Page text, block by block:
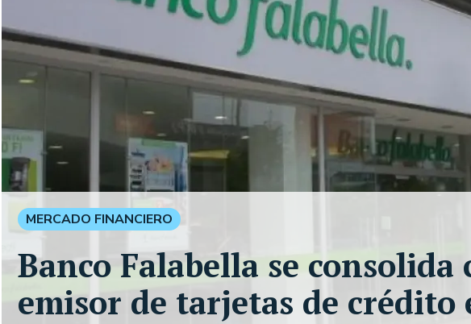
MERCADO FINANCIERO
Banco Falabella se consolida
emisor de tarjetas de crédito